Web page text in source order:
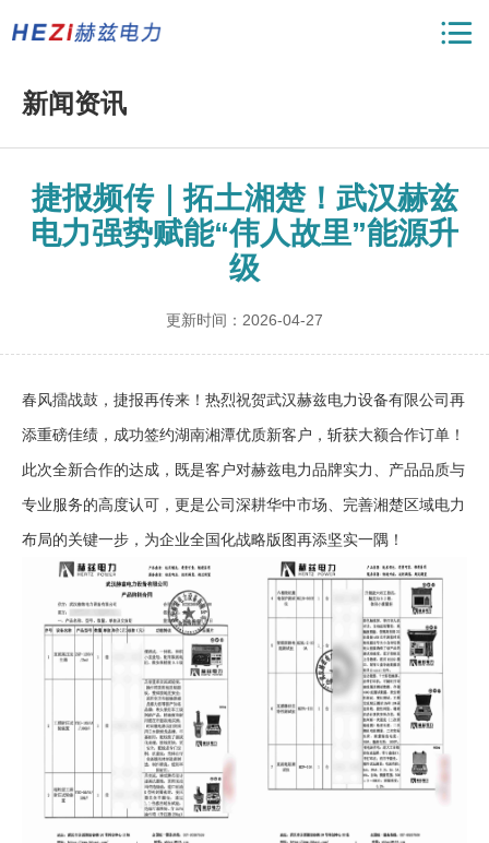
新闻资讯
捷报频传｜拓土湘楚！武汉赫兹
电力强势赋能“伟人故里”能源升
级
更新时间：2026-04-27
春风擂战鼓，捷报再传来！热烈祝贺武汉赫兹电力设备有限公司再
添重磅佳绩，成功签约湖南湘潭优质新客户，斩获大额合作订单！
此次全新合作的达成，既是客户对赫兹电力品牌实力、产品品质与
专业服务的高度认可，更是公司深耕华中市场、完善湘楚区域电力
布局的关键一步，为企业全国化战略版图再添坚实一隅！